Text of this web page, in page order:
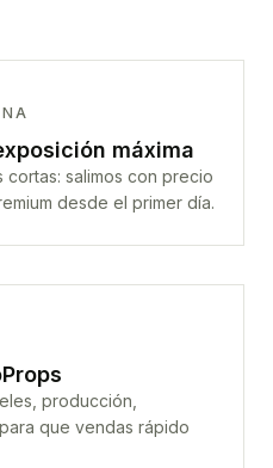
máxima
cortas: salimos con precio
desde el primer día.
producción,
que vendas rápido